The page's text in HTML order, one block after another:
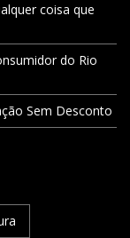
coisa que
do Rio
Sem Desconto